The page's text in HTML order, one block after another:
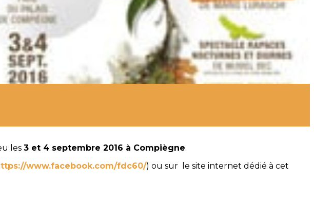
les 3 et 4 septembre 2016 à Compiègne.
www.facebook.com/fdc60/) ou sur le site internet dédié à cet